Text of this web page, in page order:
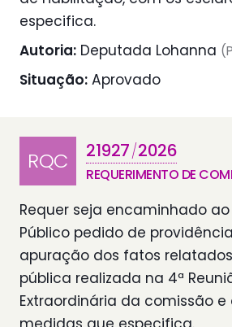
especifica.
Autoria: Deputada Lohanna
Situação: Aprovado
RQC 21927/2026
REQUERIMENTO DE
Requer seja encaminhado
Público pedido de
apuração dos fatos
pública realizada na 4ª
Extraordinária da comissão